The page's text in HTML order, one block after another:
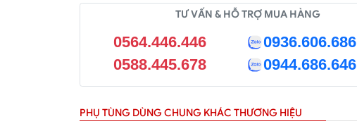
TƯ VẤN & HỖ TRỢ MUA HÀNG
0564.446.446
0936.606.686
0588.445.678
0944.686.646
PHỤ TÙNG DÙNG CHUNG KHÁC THƯƠNG HIỆU